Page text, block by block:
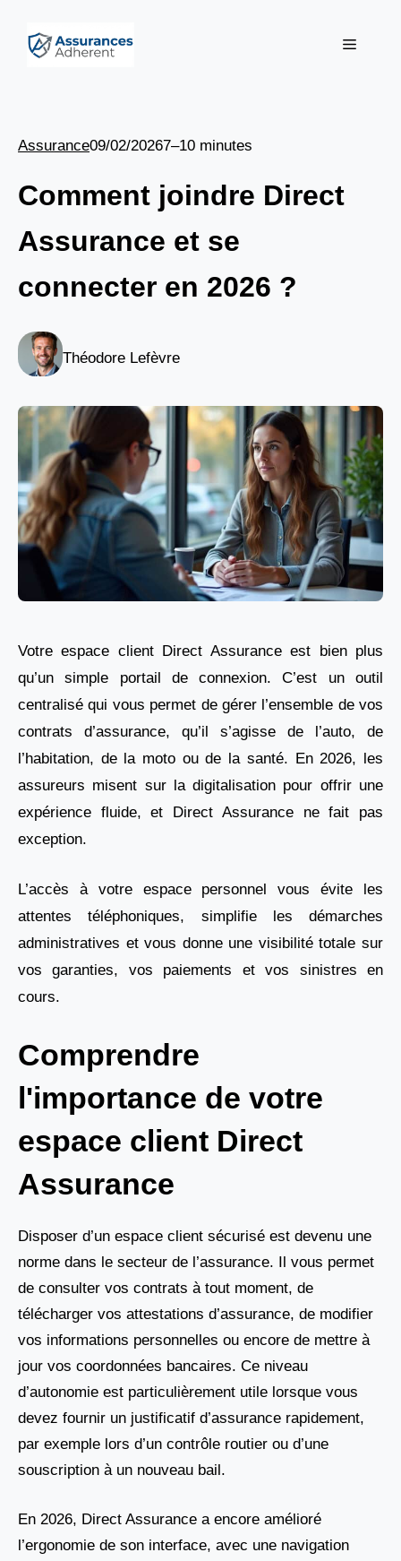
contenu
Menu
Assurance09/02/20267–10 minutes
Comment joindre Direct
Assurance et se
connecter en 2026 ?
Théodore Lefèvre
Votre espace client Direct Assurance est bien plus
qu’un simple portail de connexion. C’est un outil
centralisé qui vous permet de gérer l’ensemble de vos
contrats d’assurance, qu’il s’agisse de l’auto, de
l’habitation, de la moto ou de la santé. En 2026, les
assureurs misent sur la digitalisation pour offrir une
expérience fluide, et Direct Assurance ne fait pas
exception.
L’accès à votre espace personnel vous évite les
attentes téléphoniques, simplifie les démarches
administratives et vous donne une visibilité totale sur
vos garanties, vos paiements et vos sinistres en
cours.
Comprendre
l'importance de votre
espace client Direct
Assurance
Disposer d’un espace client sécurisé est devenu une
norme dans le secteur de l’assurance. Il vous permet
de consulter vos contrats à tout moment, de
télécharger vos attestations d’assurance, de modifier
vos informations personnelles ou encore de mettre à
jour vos coordonnées bancaires. Ce niveau
d’autonomie est particulièrement utile lorsque vous
devez fournir un justificatif d’assurance rapidement,
par exemple lors d’un contrôle routier ou d’une
souscription à un nouveau bail.
En 2026, Direct Assurance a encore amélioré
l’ergonomie de son interface, avec une navigation